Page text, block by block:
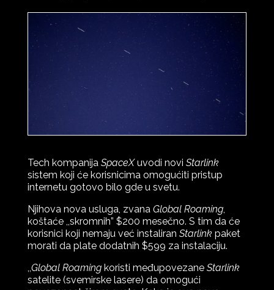
Tech kompanija SpaceXuvodi novi Starlink
sistem koji će korisnicima omogućiti pristup
internetu gotovo bilo gde u svetu.
Njihova nova usluga, zvana Global Roaming,
koštaće ,,skromnih” $200 mesečno. S tim da će
korisnici koji nemaju već instaliran Starlinkpaket
morati da plate dodatnih $599 za instalaciju.
,,Global Roamingkoristi međupovezane Starlink
satelite (svemirske lasere) da omogući